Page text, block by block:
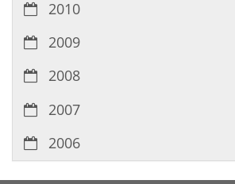
2010
2009
2008
2007
2006